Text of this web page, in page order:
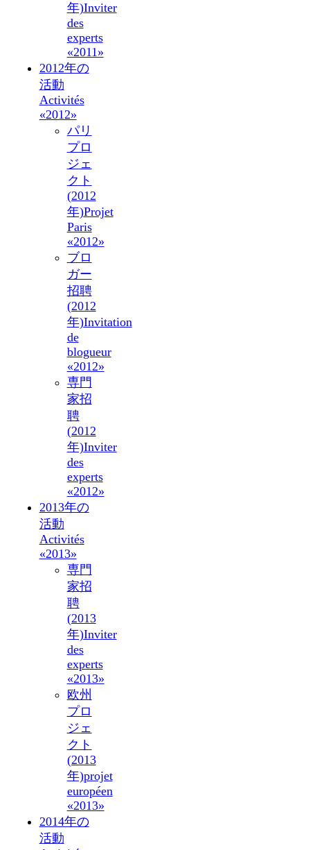
年)Inviter
des
experts
«2011»
2012年の
活動
Activités
«2012»
パリ
プロ
ジェ
クト
(2012
年)Projet
Paris
«2012»
ブロ
ガー
招聘
(2012
年)Invitation
de
blogueur
«2012»
専門
家招
聘
(2012
年)Inviter
des
experts
«2012»
2013年の
活動
Activités
«2013»
専門
家招
聘
(2013
年)Inviter
des
experts
«2013»
欧州
プロ
ジェ
クト
(2013
年)projet
européen
«2013»
2014年の
活動